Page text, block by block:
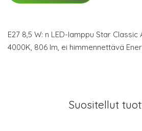
E27 8,5 W: n LED-lamppu Star Classic
4000K, 806 lm, ei himmennettävä
Suositellut